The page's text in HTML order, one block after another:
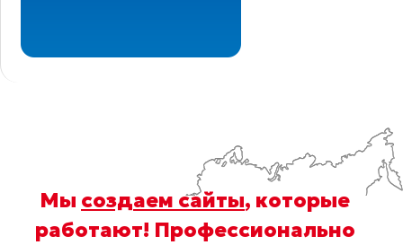
Мы создаем сайты, которые
работают! Профессионально